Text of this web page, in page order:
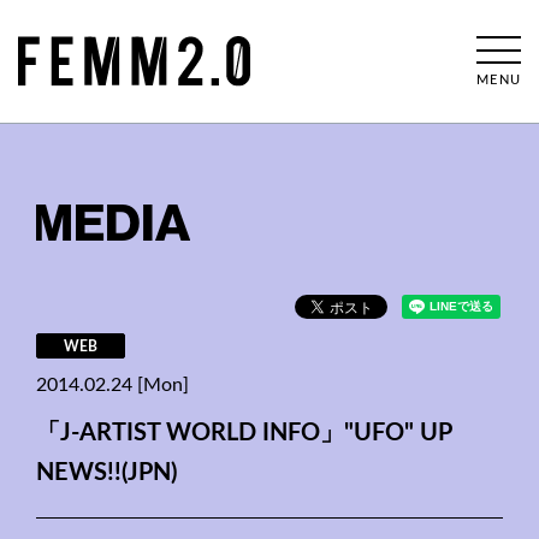
MENU
MEDIA
2014.02.24 [Mon]
WEB
「J-ARTIST WORLD INFO」"UFO" UP
NEWS!!(JPN)